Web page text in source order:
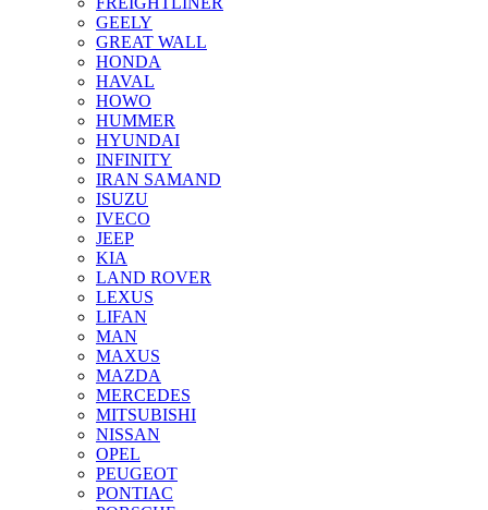
GEELY
GREAT WALL
HONDA
HAVAL
HOWO
HUMMER
HYUNDAI
INFINITY
IRAN SAMAND
ISUZU
IVECO
JEEP
KIA
LAND ROVER
LEXUS
LIFAN
MAN
MAXUS
MAZDA
MERCEDES
MITSUBISHI
NISSAN
OPEL
PEUGEOT
PONTIAC